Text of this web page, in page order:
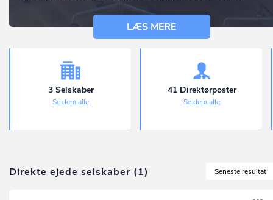
LÆS MERE
3 Selskaber
Se dem alle
41 Direktørposter
Se dem alle
Seneste resultat
Direkte ejede selskaber (1)